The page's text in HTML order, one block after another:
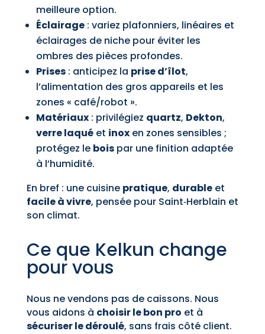
meilleure option.
Éclairage: variez plafonniers, linéaires et
éclairages de niche pour éviter les
ombres des pièces profondes.
Prises: anticipez la prise d’îlot,
l’alimentation des gros appareils et les
zones « café/robot ».
Matériaux: privilégiez quartz, Dekton,
verre laquéet inoxen zones sensibles ;
protégez le boispar une finition adaptée
à l’humidité.
En bref : une cuisine pratique, durableet
facile à vivre, pensée pour Saint‑Herblain et
son climat.
Ce que Kelkun change
pour vous
Nous ne vendons pas de caissons. Nous
vous aidons à choisir le bon pro et à
sécuriser le déroulé, sans frais côté client.